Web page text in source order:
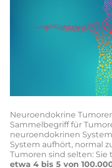
Neuroendokrine
Sammelbegriff für
neuroendokrinen
System aufhört, normal
Tumoren sind selten:
etwa 4 bis 5 von